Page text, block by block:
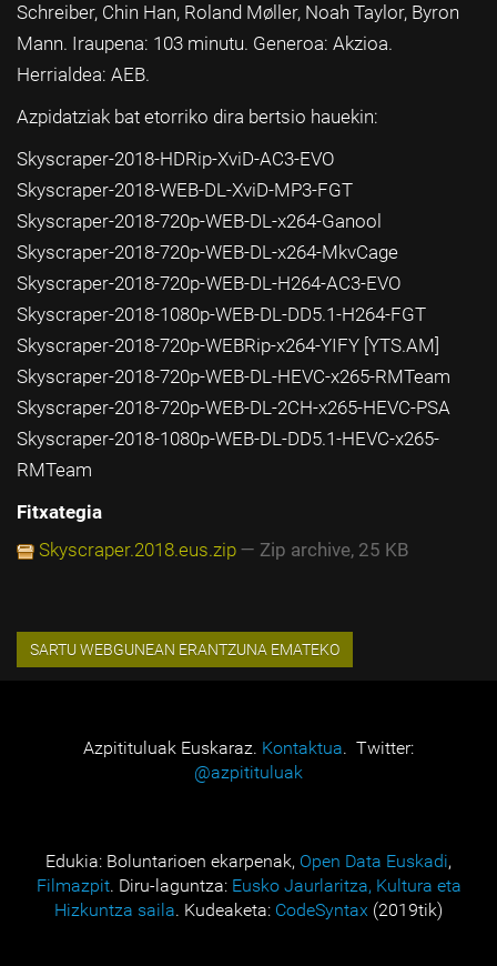
Schreiber, Chin Han, Roland Møller, Noah Taylor, Byron
Mann. Iraupena: 103 minutu. Generoa: Akzioa.
Herrialdea: AEB.
Azpidatziak bat etorriko dira bertsio hauekin:
Skyscraper-2018-HDRip-XviD-AC3-EVO
Skyscraper-2018-WEB-DL-XviD-MP3-FGT
Skyscraper-2018-720p-WEB-DL-x264-Ganool
Skyscraper-2018-720p-WEB-DL-x264-MkvCage
Skyscraper-2018-720p-WEB-DL-H264-AC3-EVO
Skyscraper-2018-1080p-WEB-DL-DD5.1-H264-FGT
Skyscraper-2018-720p-WEBRip-x264-YIFY [YTS.AM]
Skyscraper-2018-720p-WEB-DL-HEVC-x265-RMTeam
Skyscraper-2018-720p-WEB-DL-2CH-x265-HEVC-PSA
Skyscraper-2018-1080p-WEB-DL-DD5.1-HEVC-x265-
RMTeam
Fitxategia
Skyscraper.2018.eus.zip — Zip archive, 25 KB
Azpitituluak Euskaraz. Kontaktua. Twitter:
@azpitituluak
Edukia: Boluntarioen ekarpenak, Open Data Euskadi,
Filmazpit. Diru-laguntza: Eusko Jaurlaritza, Kultura eta
Hizkuntza saila. Kudeaketa: CodeSyntax (2019tik)